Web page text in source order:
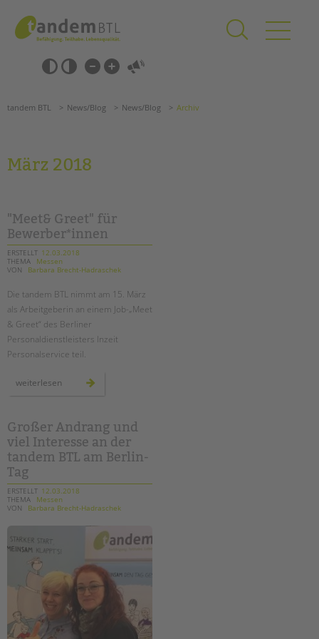
springen
Barrierefrei-
Einstellungen
überspringen
überspringen
Förderzentren
Kollegs
EFöB
Schulbezogene Sozialarbeit
HILFEN ZUR ERZIEHUNG
EINGLIEDERUNGSHILFE
Zertfikatskurse
Seminarkalender
Seminarräume
STADTTEILARBEIT
PROFIL | LEITBILD
Bereiche im Überblick
Kinder- und Jugendschutz
Unsere Videos
Gesellschafter VdK
schoolcoach BTL
Suchen
tandem BTL News/Blog News/Blog Archiv
März 2018
"Meet& Greet" für
Bewerber*innen
ERSTELLT 12.03.2018
THEMA
Messen
VON
Barbara Brecht-Hadraschek
Die tandem BTL nimmt am 15. März
als Arbeitgeberin an einem Job-„Meet
& Greet“ des Berliner
Personaldienstleisters Inzeit
Personalservice teil.
weiterlesen "meet&
Großer Andrang und
viel Interesse an der
tandem BTL am Berlin-
Tag
ERSTELLT 12.03.2018
THEMA
Messen
VON
Barbara Brecht-Hadraschek